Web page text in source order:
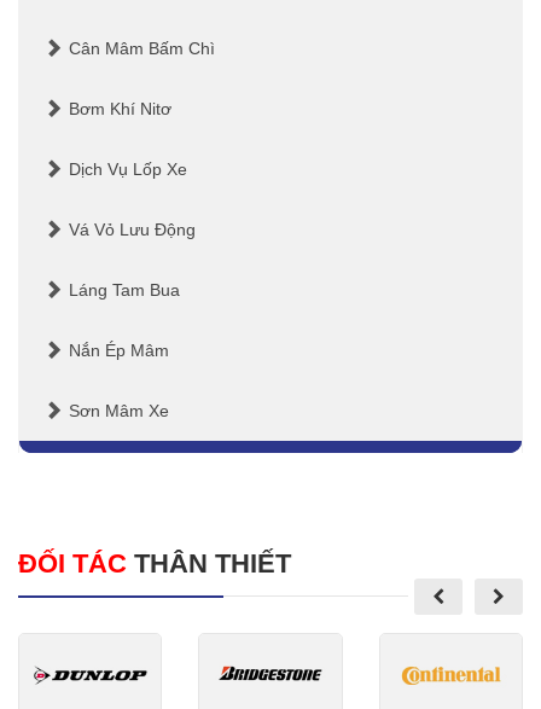
Cân Mâm Bấm Chì
Bơm Khí Nitơ
Dịch Vụ Lốp Xe
Vá Vỏ Lưu Động
Láng Tam Bua
Nắn Ép Mâm
Sơn Mâm Xe
ĐỐI TÁC THÂN THIẾT